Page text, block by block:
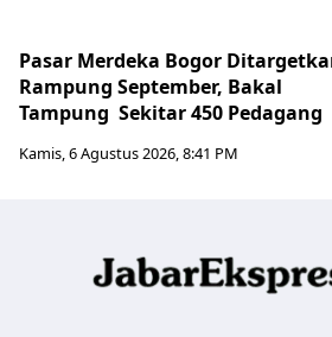
Pasar Merdeka Bogor
Rampung September, Bakal
Tampung Sekitar 450 Pedagang
Kamis, 6 Agustus 2026, 8:41 PM